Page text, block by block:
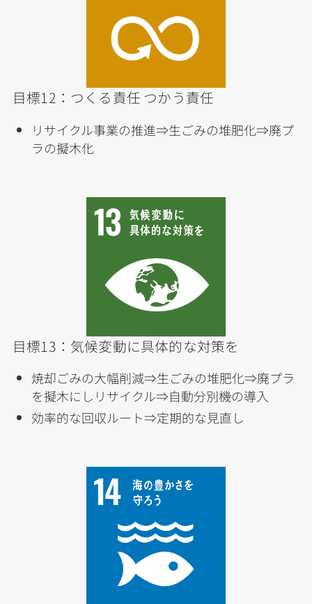
目標12：つくる責任 つかう責任
リサイクル事業の推進⇒生ごみの堆肥化⇒廃プ
ラの擬木化
目標13：気候変動に具体的な対策を
焼却ごみの大幅削減⇒生ごみの堆肥化⇒廃プラ
を擬木にしリサイクル⇒自動分別機の導入
効率的な回収ルート⇒定期的な見直し